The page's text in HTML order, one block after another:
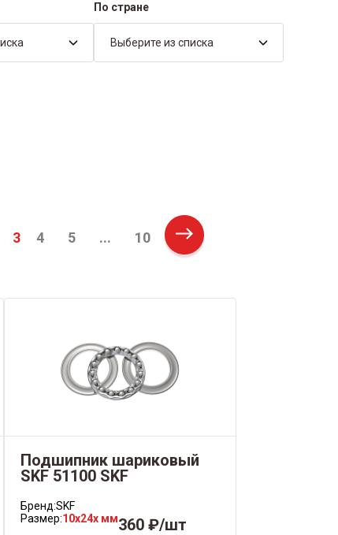
По стране
Выберите из списка
3 4 5 ... 10 Next
Подшипник шариковый
SKF 51100 SKF
Бренд:SKF
Размер:10x24x мм360 ₽/шт